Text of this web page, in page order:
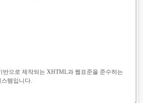
반으로 제작되는 XHTML과 웹표준을 준수하는
템입니다.